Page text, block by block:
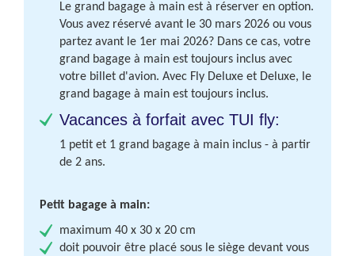
Le grand bagage à main est à réserver en option.
Vous avez réservé avant le 30 mars 2026 ou vous
partez avant le 1er mai 2026? Dans ce cas, votre
grand bagage à main est toujours inclus avec
votre billet d'avion. Avec Fly Deluxe et Deluxe, le
grand bagage à main est toujours inclus.
Vacances à forfait avec TUI fly:
1 petit et 1 grand bagage à main inclus - à partir
de 2 ans.
Petit bagage à main:
maximum 40 x 30 x 20 cm
doit pouvoir être placé sous le siège devant vous